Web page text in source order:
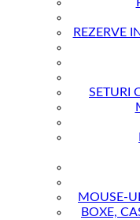
REZERVE
SETURI
MOUSE-
BOXE,